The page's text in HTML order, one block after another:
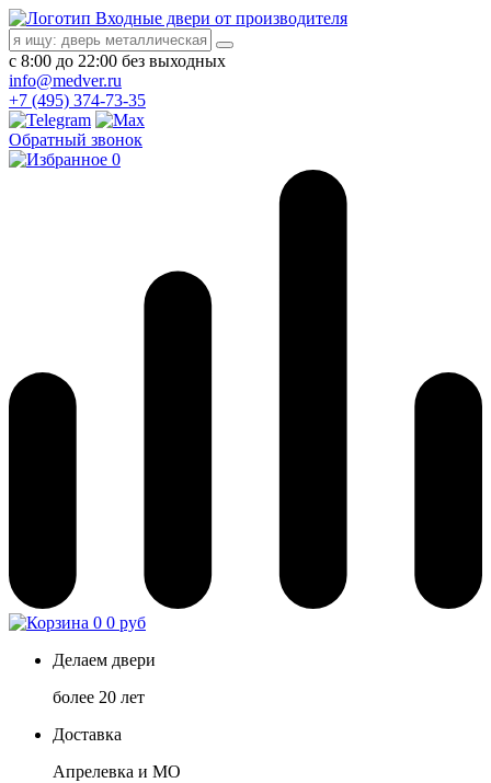
Входные двери от производителя
с 8:00 до 22:00 без выходных
info@medver.ru
+7 (495) 374-73-35
Обратный звонок
0
0 0 руб
Делаем двери
более 20 лет
Доставка
Апрелевка и МО